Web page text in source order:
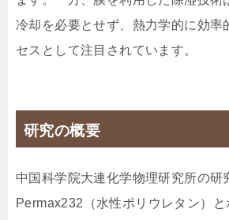
冷却を必要とせず、熱力学的に効率
セスとして注目されています。
研究の概要
中国科学院大連化学物理研究所の研
Permax232（水性ポリウレタン）と